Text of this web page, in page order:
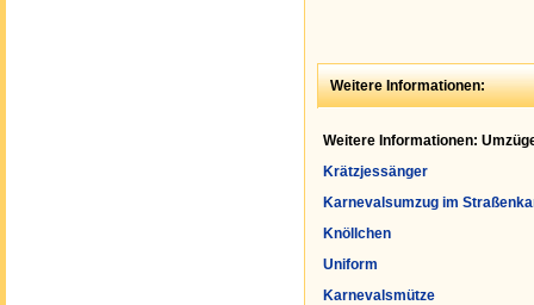
Weitere Informationen:
Weitere Informationen:
Krätzjessänger
Karnevalsumzug im
Knöllchen
Uniform
Karnevalsmütze